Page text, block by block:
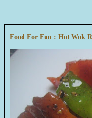
Food For Fun : Hot Wok